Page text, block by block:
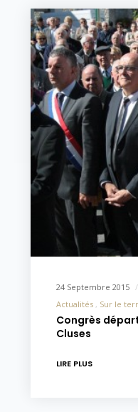
24 Septembre 2015
Actualités
Sur le
Congrès
Cluses
LIRE PLUS